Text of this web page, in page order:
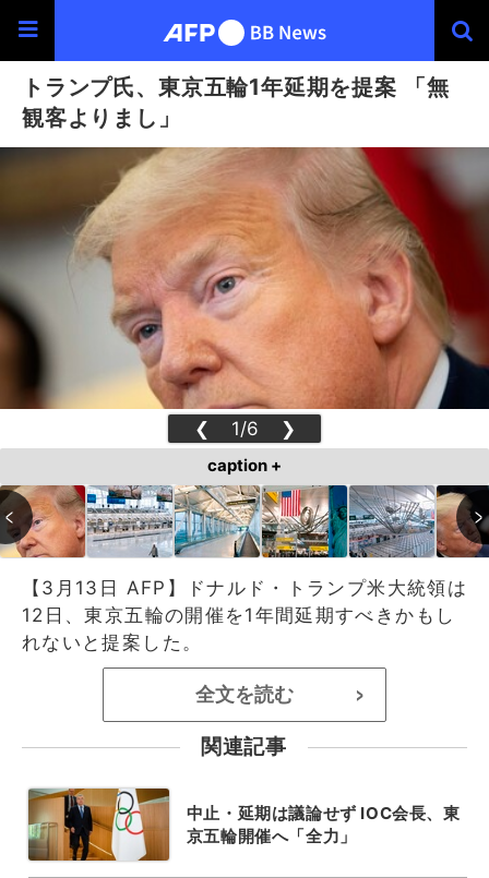
トランプ氏、東京五輪1年延期を提案 「無
観客よりまし」
❮ 1/6 ❯
caption +
【3月13日 AFP】ドナルド・トランプ米大統領は
12日、東京五輪の開催を1年間延期すべきかもし
れないと提案した。
全文を読む >
関連記事
中止・延期は議論せず IOC会長、東
京五輪開催へ「全力」